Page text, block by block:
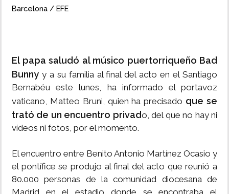
Barcelona / EFE
El papa saludó al músico puertorriqueño Bad
Bunny y a su familia al final del acto en el Santiago
Bernabéu este lunes, ha informado el portavoz
vaticano, Matteo Bruni, quien ha precisado que se
trató de un encuentro privado, del que no hay ni
vídeos ni fotos, por el momento.
El encuentro entre Benito Antonio Martínez Ocasio y
el pontífice se produjo al final del acto que reunió a
80.000 personas de la comunidad diocesana de